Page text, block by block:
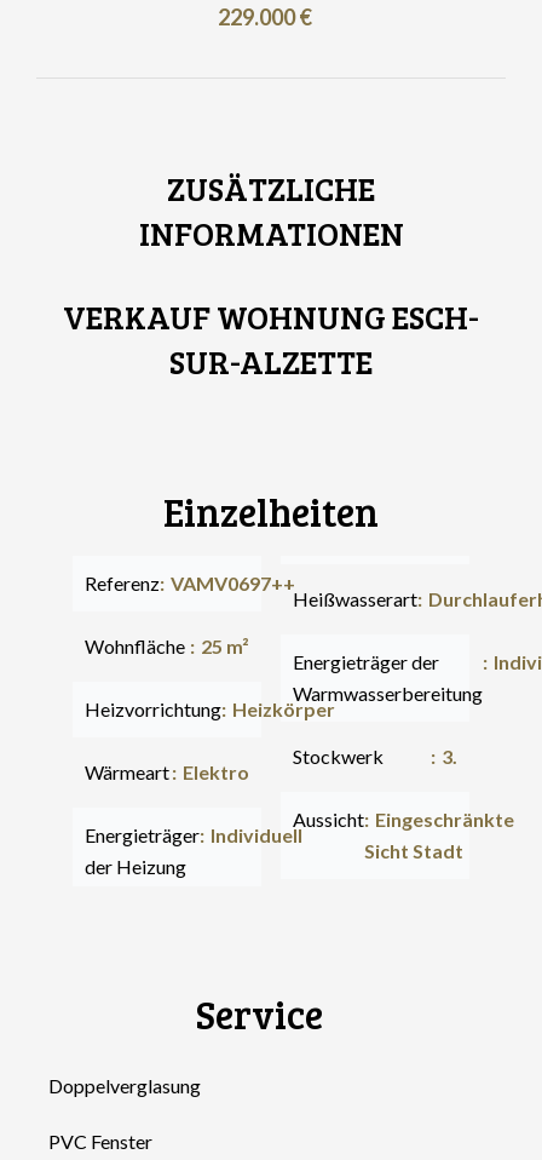
229.000 €
ZUSÄTZLICHE
INFORMATIONEN
VERKAUF WOHNUNG ESCH-
SUR-ALZETTE
Einzelheiten
Referenz VAMV0697++
Wohnfläche 25 m²
Heizvorrichtung Heizkörper
Wärmeart Elektro
Energieträger
der Heizung
Individuell
Heißwasserart
Energieträger der
Warmwasserbereitung
Stockwerk 3.
Aussicht Eingeschränkte
Sicht Stadt
Service
Doppelverglasung
PVC Fenster